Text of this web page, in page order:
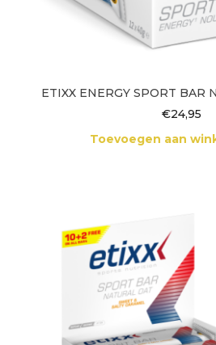
ETIXX ENERGY SPORT BAR
€24,95
Toevoegen aan